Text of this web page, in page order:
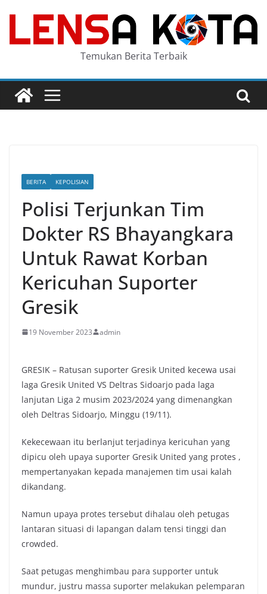
content
Temukan Berita Terbaik
BERITA KEPOLISIAN
Polisi Terjunkan Tim
Dokter RS Bhayangkara
Untuk Rawat Korban
Kericuhan Suporter
Gresik
19 November 2023 admin
GRESIK – Ratusan suporter Gresik United kecewa usai
laga Gresik United VS Deltras Sidoarjo pada laga
lanjutan Liga 2 musim 2023/2024 yang dimenangkan
oleh Deltras Sidoarjo, Minggu (19/11).
Kekecewaan itu berlanjut terjadinya kericuhan yang
dipicu oleh upaya suporter Gresik United yang protes ,
mempertanyakan kepada manajemen tim usai kalah
dikandang.
Namun upaya protes tersebut dihalau oleh petugas
lantaran situasi di lapangan dalam tensi tinggi dan
crowded.
Saat petugas menghimbau para supporter untuk
mundur, justru massa suporter melakukan pelemparan